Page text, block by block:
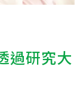
過研究大